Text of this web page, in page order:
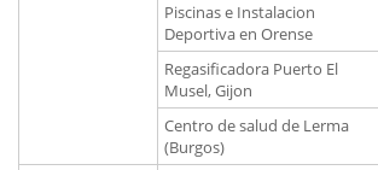
Piscinas e Instalacion
Deportiva en Orense
Regasificadora Puerto El
Musel, Gijon
Centro de salud de Lerma
(Burgos)